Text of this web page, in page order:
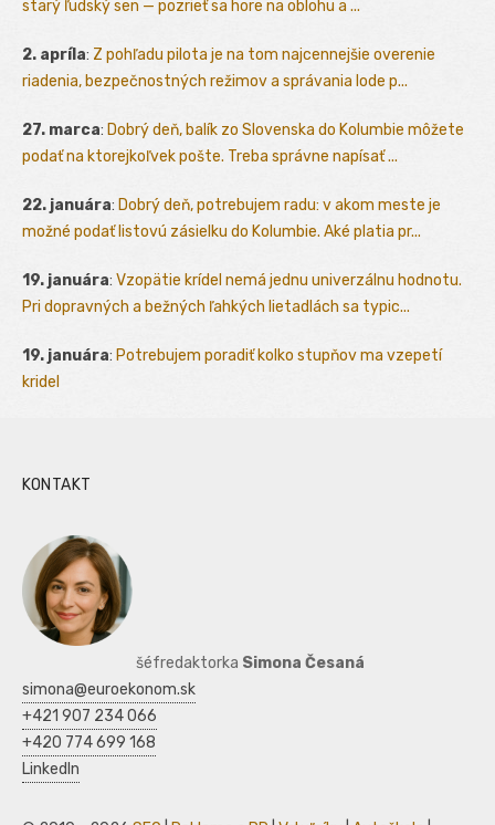
starý ľudský sen — pozrieť sa hore na oblohu a ...
2. apríla: Z pohľadu pilota je na tom najcennejšie overenie
riadenia, bezpečnostných režimov a správania lode p...
27. marca: Dobrý deň, balík zo Slovenska do Kolumbie môžete
podať na ktorejkoľvek pošte. Treba správne napísať ...
22. januára: Dobrý deň, potrebujem radu: v akom meste je
možné podať listovú zásielku do Kolumbie. Aké platia pr...
19. januára: Vzopätie krídel nemá jednu univerzálnu hodnotu.
Pri dopravných a bežných ľahkých lietadlách sa typic...
19. januára: Potrebujem poradiť kolko stupňov ma vzepetí
kridel
KONTAKT
šéfredaktorka Simona Česaná
simona@euroekonom.sk
+421 907 234 066
+420 774 699 168
LinkedIn